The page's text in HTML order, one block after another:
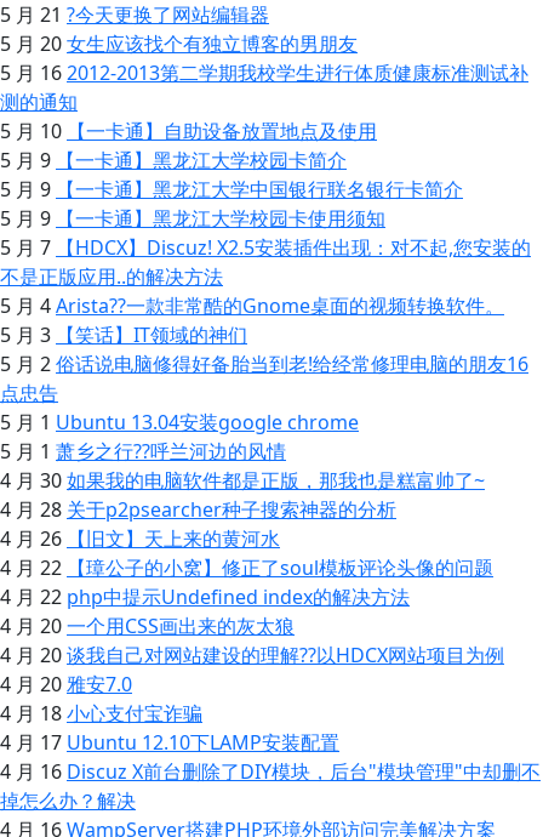
5 月 21 ?今天更换了网站编辑器
5 月 20女生应该找个有独立博客的男朋友
5 月 162012-2013第二学期我校学生进行体质健康标准测试补
测的通知
5 月 10
【一卡通】自助设备放置地点及使用
5 月 9
【一卡通】黑龙江大学校园卡简介
5 月 9
【一卡通】黑龙江大学中国银行联名银行卡简介
5 月 9
【一卡通】黑龙江大学校园卡使用须知
5 月 7
【HDCX】Discuz! X2.5安装插件出现：对不起,您安装的
不是正版应用..的解决方法
5 月 4Arista??一款非常酷的Gnome桌面的视频转换软件。
5 月 3
【笑话】IT领域的神们
5 月 2俗话说电脑修得好备胎当到老!给经常修理电脑的朋友16
点忠告
5 月 1 Ubuntu 13.04安装google chrome
5 月 1 萧乡之行??呼兰河边的风情
4 月 30如果我的电脑软件都是正版，那我也是糕富帅了~
4 月 28 关于p2psearcher种子搜索神器的分析
4 月 26
【旧文】天上来的黄河水
4 月 22
【璋公子的小窝】修正了soul模板评论头像的问题
4 月 22 php中提示Undefined index的解决方法
4 月 20一个用CSS画出来的灰太狼
4 月 20谈我自己对网站建设的理解??以HDCX网站项目为例
4 月 20雅安7.0
4 月 18小心支付宝诈骗
4 月 17 Ubuntu 12.10下LAMP安装配置
4 月 16 Discuz X前台删除了DIY模块，后台"模块管理"中却删不
掉怎么办？解决
4 月 16WampServer搭建PHP环境外部访问完美解决方案